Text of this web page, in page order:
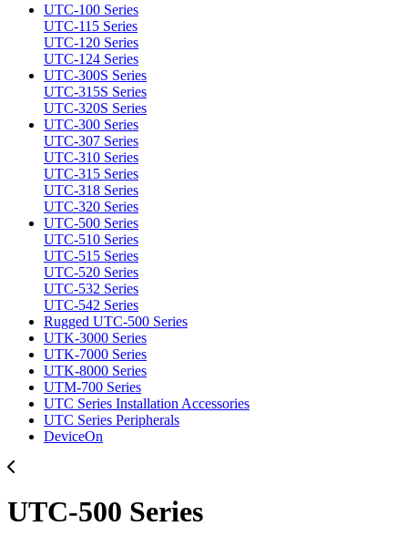
UTC-100 Series
UTC-115 Series
UTC-120 Series
UTC-124 Series
UTC-300S Series
UTC-315S Series
UTC-320S Series
UTC-300 Series
UTC-307 Series
UTC-310 Series
UTC-315 Series
UTC-318 Series
UTC-320 Series
UTC-500 Series
UTC-510 Series
UTC-515 Series
UTC-520 Series
UTC-532 Series
UTC-542 Series
Rugged UTC-500 Series
UTK-3000 Series
UTK-7000 Series
UTK-8000 Series
UTM-700 Series
UTC Series Installation Accessories
UTC Series Peripherals
DeviceOn
UTC-500 Series